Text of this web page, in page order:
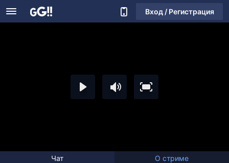
Вход / Регистрация
Чат О стриме